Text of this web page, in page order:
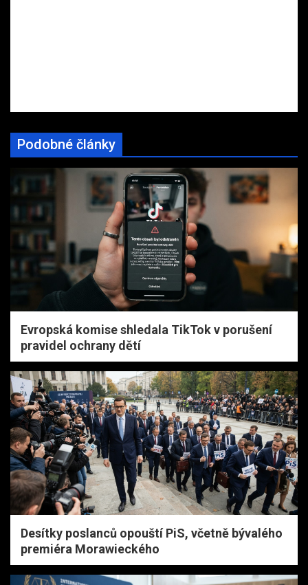
Podobné články
Evropská komise shledala TikTok v porušení
pravidel ochrany dětí
Desítky poslanců opouští PiS, včetně bývalého
premiéra Morawieckého